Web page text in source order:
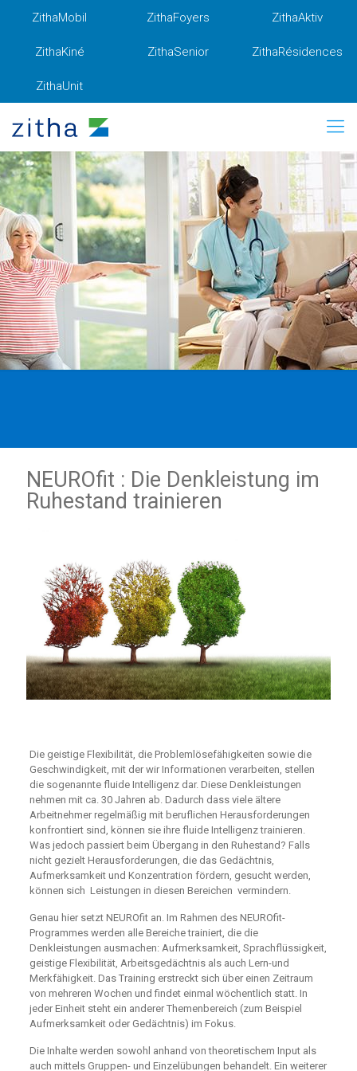
ZithaMobil ZithaFoyers ZithaAktiv
ZithaKiné ZithaSenior ZithaRésidences
ZithaUnit
NEUROfit : Die Denkleistung im
Ruhestand trainieren
Die geistige Flexibilität, die Problemlösefähigkeiten sowie die
Geschwindigkeit, mit der wir Informationen verarbeiten, stellen
die sogenannte fluide Intelligenz dar. Diese Denkleistungen
nehmen mit ca. 30 Jahren ab. Dadurch dass viele ältere
Arbeitnehmer regelmäßig mit beruflichen Herausforderungen
konfrontiert sind, können sie ihre fluide Intelligenz trainieren.
Was jedoch passiert beim Übergang in den Ruhestand? Falls
nicht gezielt Herausforderungen, die das Gedächtnis,
Aufmerksamkeit und Konzentration fördern, gesucht werden,
können sich Leistungen in diesen Bereichen vermindern.
Genau hier setzt NEUROfit an. Im Rahmen des NEUROfit-
Programmes werden alle Bereiche trainiert, die die
Denkleistungen ausmachen: Aufmerksamkeit, Sprachflüssigkeit,
geistige Flexibilität, Arbeitsgedächtnis als auch Lern-und
Merkfähigkeit. Das Training erstreckt sich über einen Zeitraum
von mehreren Wochen und findet einmal wöchentlich statt. In
jeder Einheit steht ein anderer Themenbereich (zum Beispiel
Aufmerksamkeit oder Gedächtnis) im Fokus.
Die Inhalte werden sowohl anhand von theoretischem Input als
auch mittels Gruppen- und Einzelübungen behandelt. Ein weiterer